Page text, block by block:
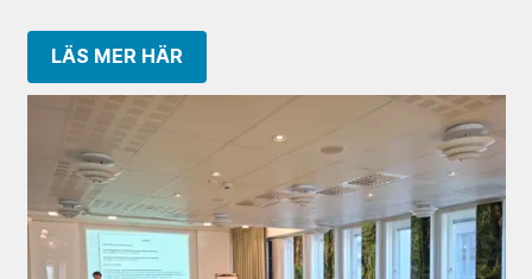
LÄS MER HÄR